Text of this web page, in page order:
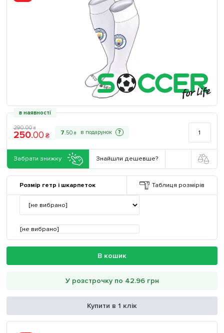
в наявності
290.00 ₴
250.00 ₴ 7.50 ₴ ?
Забрати знижку Знайшли дешевше?
Розмір гетр і шкарпеток Таблиця розмірів
[не вибрано]
В кошик
У розстрочку по 42.96 грн
Купити в 1 клік